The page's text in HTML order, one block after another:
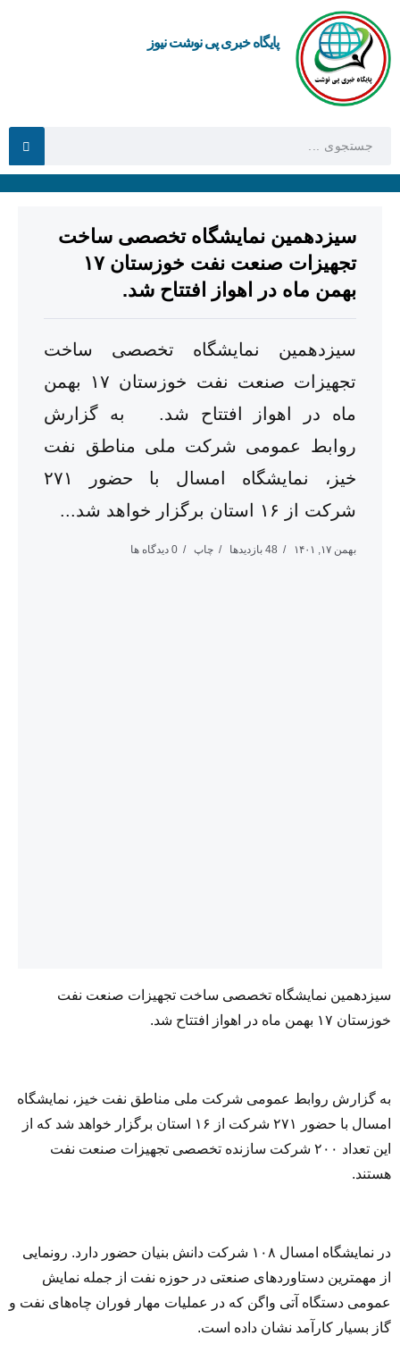
پایگاه خبری پی نوشت نیوز
سیزدهمین نمایشگاه تخصصی ساخت
تجهیزات صنعت نفت خوزستان ۱۷
بهمن ماه در اهواز افتتاح شد.
سیزدهمین نمایشگاه تخصصی ساخت
تجهیزات صنعت نفت خوزستان ۱۷ بهمن
ماه در اهواز افتتاح شد. به گزارش
روابط عمومی شرکت ملی مناطق نفت
خیز، نمایشگاه امسال با حضور ۲۷۱
شرکت از ۱۶ استان برگزار خواهد شد...
بهمن ۱۷, ۱۴۰۱ 48 بازدیدها چاپ 0 دیدگاه ها
سیزدهمین نمایشگاه تخصصی ساخت تجهیزات صنعت نفت
خوزستان ۱۷ بهمن ماه در اهواز افتتاح شد.
به گزارش روابط عمومی شرکت ملی مناطق نفت خیز، نمایشگاه
امسال با حضور ۲۷۱ شرکت از ۱۶ استان برگزار خواهد شد که از
این تعداد ۲۰۰ شرکت سازنده تخصصی تجهیزات صنعت نفت
هستند.
در نمایشگاه امسال ۱۰۸ شرکت دانش بنیان حضور دارد. رونمایی
از مهمترین دستاوردهای صنعتی در حوزه نفت از جمله نمایش
عمومی دستگاه آتی واگن که در عملیات مهار فوران چاه‌های نفت و
گاز بسیار کارآمد نشان داده است.